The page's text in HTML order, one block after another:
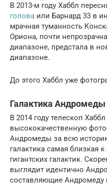
В 2013-м году Хаббл
голова или Барнард 33 в
мрачная туманность
Ориона, почти
диапазоне, предстала в
диапазоне.
До этого Хаббл уже
Галактика Андромеды
В 2014 году телескоп
высококачественную
Андромеды за всю
галактика самая близкая
гигантских галактик.
выглядит идентично
составляющие Андромеду